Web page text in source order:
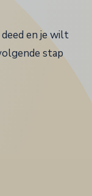
en je wilt
stap